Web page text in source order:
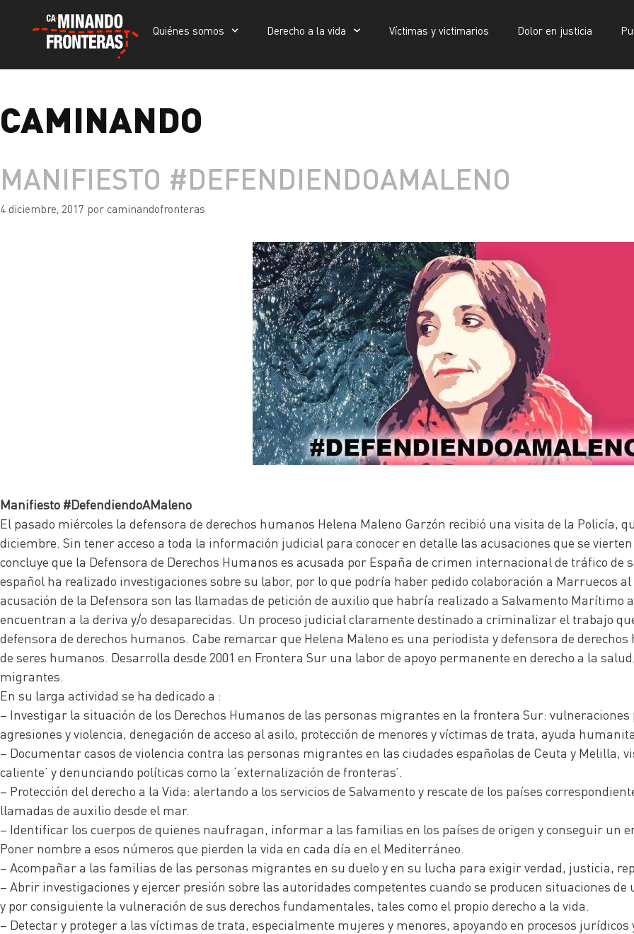
Quiénes somos Derecho a la vida Víctimas y victimarios Dolor en justicia
Quiénes somos
CAMINANDO
MANIFIESTO #DEFENDIENDOAMALENO
4 diciembre, 2017 por caminandofronteras
Manifiesto #DefendiendoAMaleno
El pasado miércoles la defensora de derechos humanos Helena Maleno Garzón recibió una visita de la Policía,
diciembre. Sin tener acceso a toda la información judicial para conocer en detalle las acusaciones que se
concluye que la Defensora de Derechos Humanos es acusada por España de crimen internacional de tráfico
español ha realizado investigaciones sobre su labor, por lo que podría haber pedido colaboración a Marruecos
acusación de la Defensora son las llamadas de petición de auxilio que habría realizado a Salvamento Marítimo
encuentran a la deriva y/o desaparecidas. Un proceso judicial claramente destinado a criminalizar el trabajo
defensora de derechos humanos. Cabe remarcar que Helena Maleno es una periodista y defensora de
de seres humanos. Desarrolla desde 2001 en Frontera Sur una labor de apoyo permanente en derecho a la
migrantes.
En su larga actividad se ha dedicado a :
– Investigar la situación de los Derechos Humanos de las personas migrantes en la frontera Sur:
agresiones y violencia, denegación de acceso al asilo, protección de menores y víctimas de trata, ayuda
– Documentar casos de violencia contra las personas migrantes en las ciudades españolas de Ceuta y Melilla,
caliente’ y denunciando políticas como la ‘externalización de fronteras’.
– Protección del derecho a la Vida: alertando a los servicios de Salvamento y rescate de los países
llamadas de auxilio desde el mar.
– Identificar los cuerpos de quienes naufragan, informar a las familias en los países de origen y conseguir un
Poner nombre a esos números que pierden la vida en cada día en el Mediterráneo.
– Acompañar a las familias de las personas migrantes en su duelo y en su lucha para exigir verdad, justicia,
– Abrir investigaciones y ejercer presión sobre las autoridades competentes cuando se producen situaciones
y por consiguiente la vulneración de sus derechos fundamentales, tales como el propio derecho a la vida.
– Detectar y proteger a las víctimas de trata, especialmente mujeres y menores, apoyando en procesos